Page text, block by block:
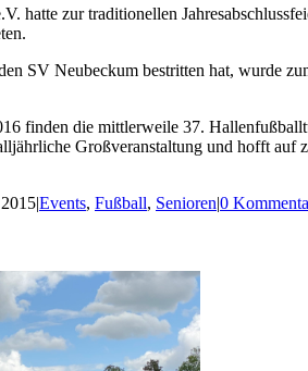
hatte zur traditionellen
SV Neubeckum bestritten hat, wurde
finden die mittlerweile 37.
Großveranstaltung und hofft auf
|Events, Fußball, Senioren|0